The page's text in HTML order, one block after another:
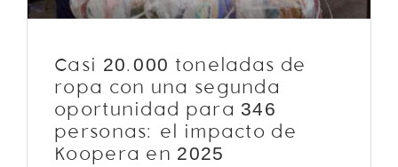
Casi 20.000 toneladas de
ropa con una segunda
oportunidad para 346
personas: el impacto de
Koopera en 2025